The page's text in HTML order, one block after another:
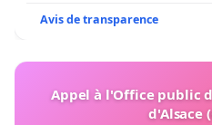
Avis de transparence
Appel à l'Office public
d'Alsace